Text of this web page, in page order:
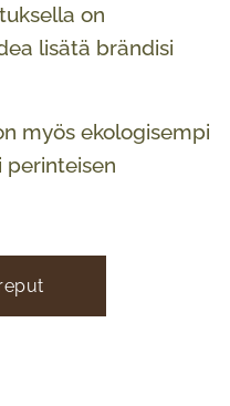
on
lisätä brändisi
myös ekologisempi
perinteisen